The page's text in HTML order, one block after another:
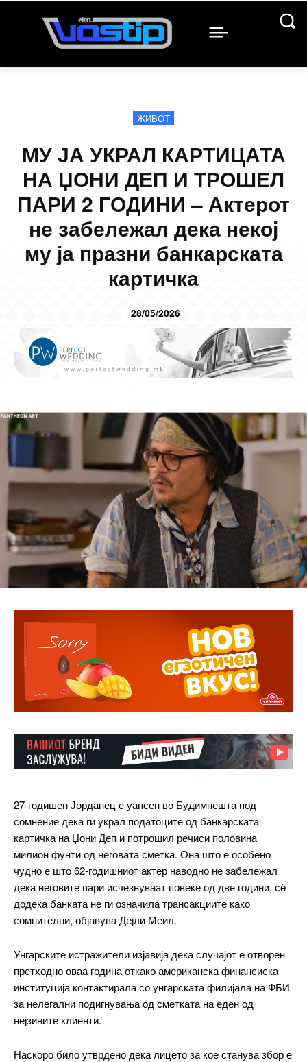
ЖИВОТ
МУ ЈА УКРАЛ КАРТИЦАТА
НА ЏОНИ ДЕП И ТРОШЕЛ
ПАРИ 2 ГОДИНИ – Актерот
не забележал дека некој
му ја празни банкарската
картичка
28/05/2026
27-годишен Јорданец е уапсен во Будимпешта под
сомнение дека ги украл податоците од банкарската
картичка на Џони Деп и потрошил речиси половина
милион фунти од неговата сметка. Она што е особено
чудно е што 62-годишниот актер наводно не забележал
дека неговите пари исчезнуваат повеќе од две години, сè
додека банката не ги означила трансакциите како
сомнителни, објавува Дејли Меил.
Унгарските истражители изјавија дека случајот е отворен
претходно оваа година откако американска финансиска
институција контактирала со унгарската филијала на ФБИ
за нелегални подигнувања од сметката на еден од
нејзините клиенти.
Наскоро било утврдено дека лицето за кое станува збор е